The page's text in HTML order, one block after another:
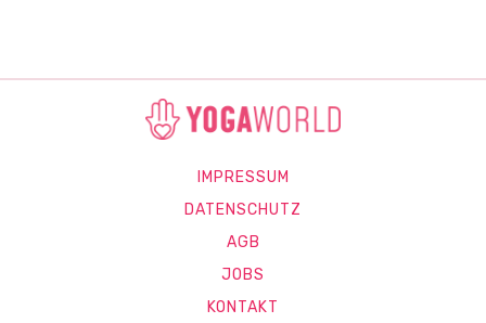
IMPRESSUM
DATENSCHUTZ
AGB
JOBS
KONTAKT